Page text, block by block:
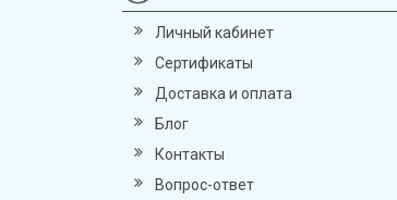
Личный кабинет
Сертификаты
Доставка и оплата
Блог
Контакты
Вопрос-ответ